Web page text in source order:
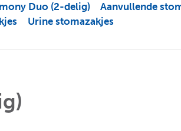
Duo (2-delig)
Aanvullende
Urine stomazakjes